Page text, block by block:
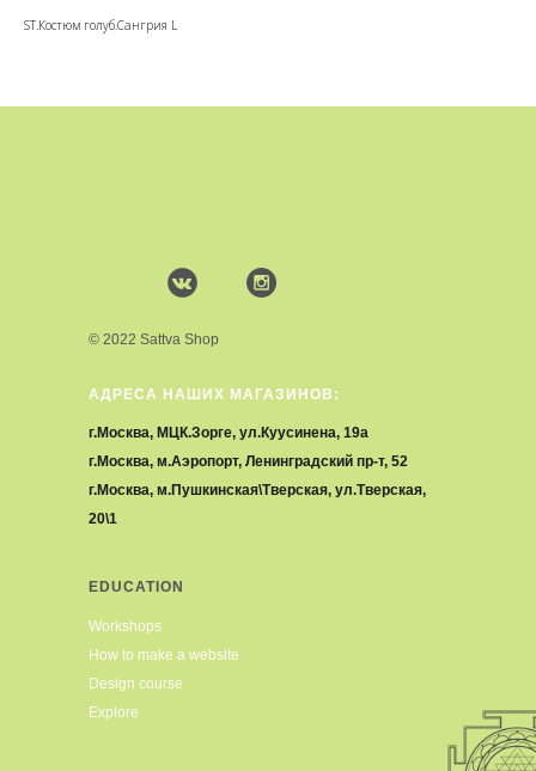
ST.Костюм голуб.Сангрия L
АДРЕСА НАШИХ МАГАЗИНОВ:
г.Москва, МЦК.Зорге, ул.Куусинена, 19а
г.Москва, м.Аэропорт, Ленинградский пр-т, 52
г.Москва, м.Пушкинская\Тверская, ул.Тверская,
20\1
EDUCATION
Workshops
How to make a website
Design course
Explore
© 2022 Sattva Shop